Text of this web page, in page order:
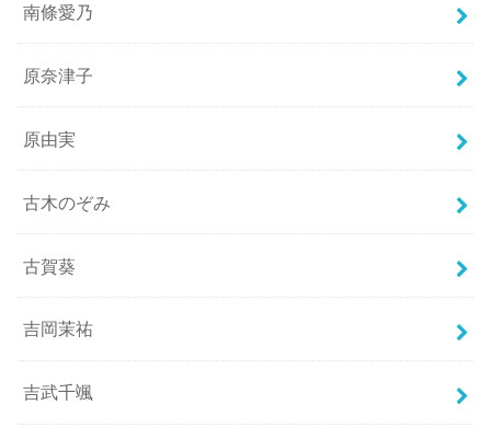
南條愛乃
原奈津子
原由実
古木のぞみ
古賀葵
吉岡茉祐
吉武千颯